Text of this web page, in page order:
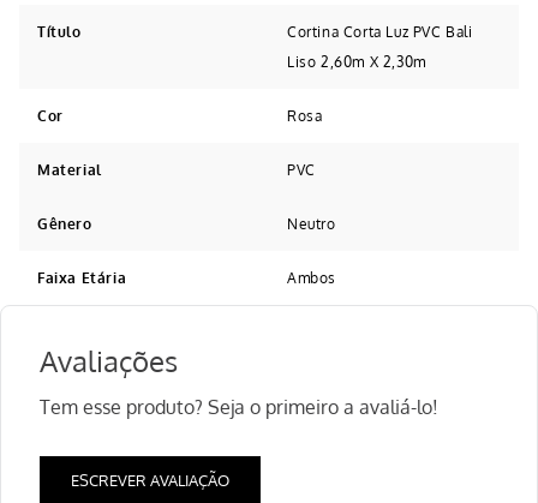
Título
Cortina Corta Luz PVC Bali
Liso 2,60m X 2,30m
Cor Rosa
Material PVC
Gênero Neutro
Faixa Etária Ambos
Avaliações
Tem esse produto? Seja o primeiro a avaliá-lo!
ESCREVER AVALIAÇÃO